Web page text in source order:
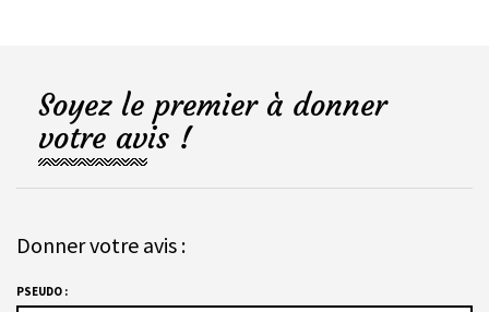
Soyez le premier à donner
votre avis !
Donner votre avis :
PSEUDO :